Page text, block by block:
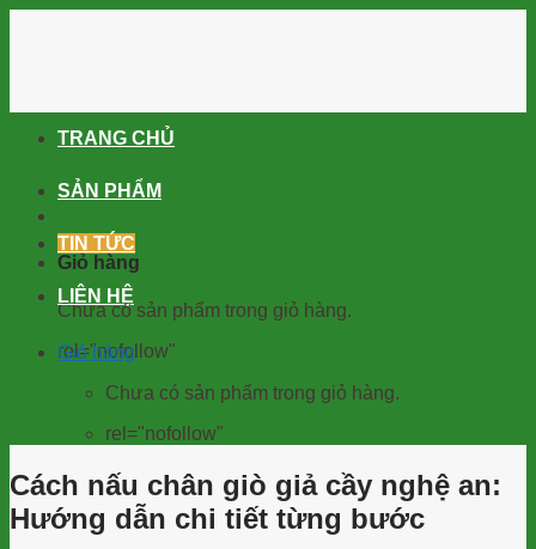
Giỏ hàng
Chưa có sản phẩm trong giỏ hàng.
rel="nofollow"
TRANG CHỦ
SẢN PHẨM
TIN TỨC
LIÊN HỆ
Giỏ hàng
Chưa có sản phẩm trong giỏ hàng.
rel="nofollow"
Cách nấu chân giò giả cầy nghệ an:
Hướng dẫn chi tiết từng bước